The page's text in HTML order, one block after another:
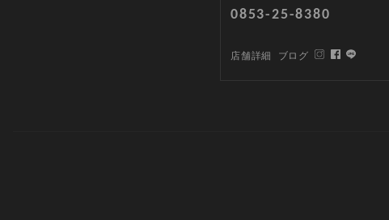
0853-25-8380
店舗詳細 ブログ